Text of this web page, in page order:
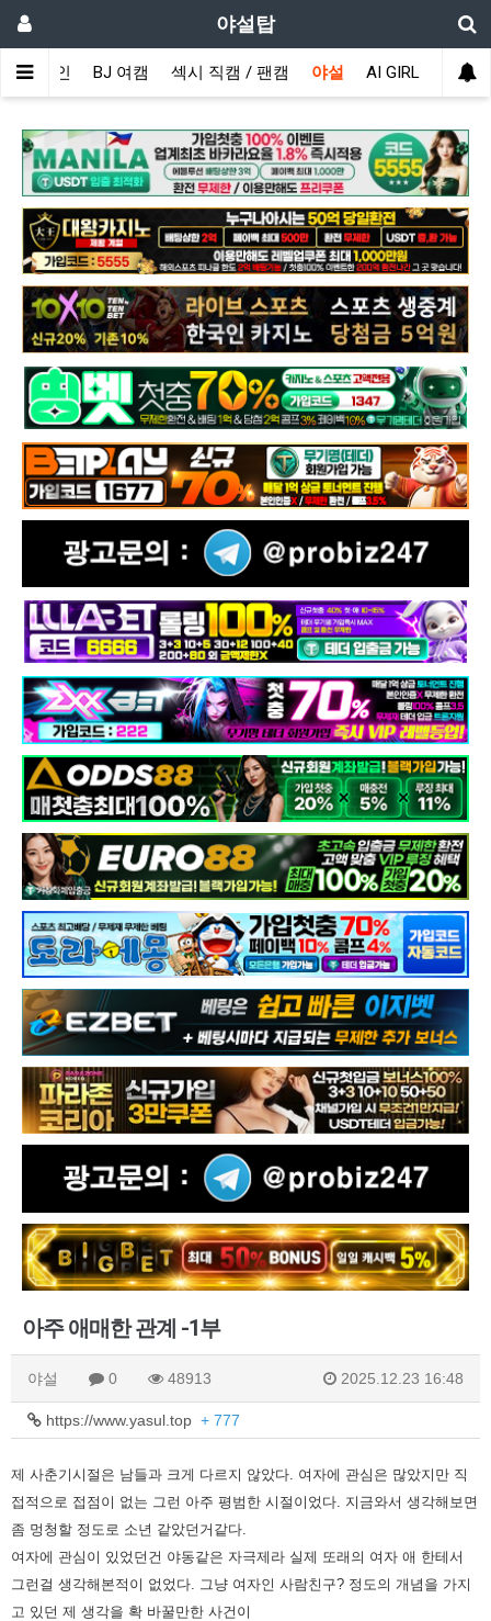
야설탑
메인 BJ 여캠 섹시 직캠 / 팬캠 야설 AI GIRL
아주 애매한 관계 -1부
야설 0 48913 2025.12.23 16:48
https://www.yasul.top + 777
제 사춘기시절은 남들과 크게 다르지 않았다. 여자에 관심은 많았지만 직
접적으로 접점이 없는 그런 아주 평범한 시절이었다. 지금와서 생각해보면
좀 멍청할 정도로 소년 같았던거같다.
여자에 관심이 있었던건 야동같은 자극제라 실제 또래의 여자 애 한테서
그런걸 생각해본적이 없었다. 그냥 여자인 사람친구? 정도의 개념을 가지
고 있던 제 생각을 확 바꿀만한 사건이